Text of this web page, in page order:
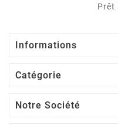
Prêt
Informations
Catégorie
Notre Société